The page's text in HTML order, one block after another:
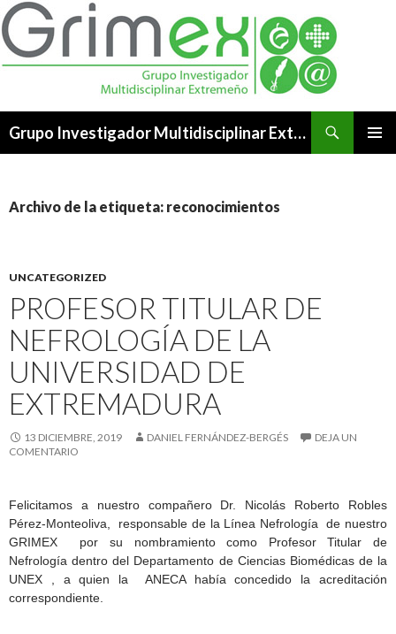
Grupo Investigador Multidisciplinar Extremeño
Archivo de la etiqueta: reconocimientos
UNCATEGORIZED
PROFESOR TITULAR DE
NEFROLOGÍA DE LA
UNIVERSIDAD DE
EXTREMADURA
13 DICIEMBRE, 2019 DANIEL FERNÁNDEZ-BERGÉS
DEJA UN
COMENTARIO
Felicitamos a nuestro compañero Dr. Nicolás Roberto Robles
Pérez-Monteoliva, responsable de la Línea Nefrología de nuestro
GRIMEX por su nombramiento como Profesor Titular de
Nefrología dentro del Departamento de Ciencias Biomédicas de la
UNEX , a quien la ANECA había concedido la acreditación
correspondiente.